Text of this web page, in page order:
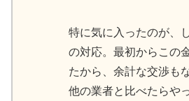
特に気に入ったのが、
の対応。最初からこの
たから、余計な交渉も
他の業者と比べたらや